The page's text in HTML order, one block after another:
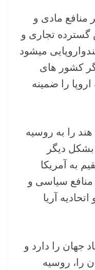
منافع مادی و
گسترده تجاری و
میشود
کشور های
را ضمینه
را به روسیه
بشکل دیگر
به آمریکا
منافع سیاسی و
آریا
جهان را دارد و
را، روسیه